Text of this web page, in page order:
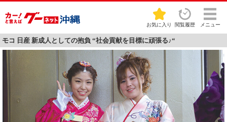
お気に入り 閲覧履歴 メニュー
モコ 日産 新成人としての抱負 “社会貢献を目標に頑張る♪“